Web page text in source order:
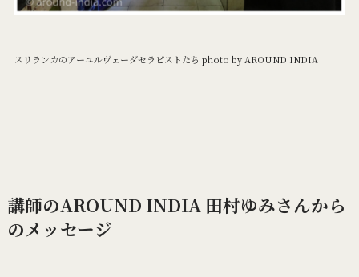
スリランカのアーユルヴェーダセラピストたち photo by AROUND INDIA
講師のAROUND INDIA 田村ゆみさんから
のメッセージ